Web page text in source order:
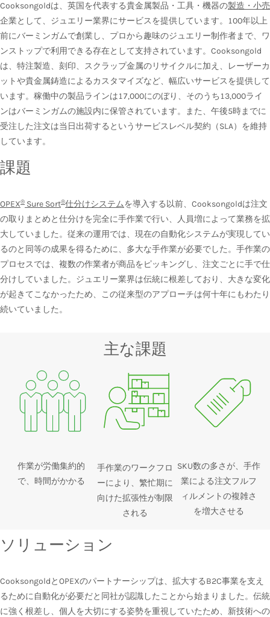
Cooksongoldは、英国を代表する貴金属製品・工具・機器の製造・小売
企業として、ジュエリー業界にサービスを提供しています。100年以上
前にバーミンガムで創業し、プロから趣味のジュエリー制作者まで、ワ
ンストップで利用できる存在として支持されています。Cooksongold
は、特注製造、刻印、スクラップ金属のリサイクルに加え、レーザーカ
ットや貴金属鋳造によるカスタマイズなど、幅広いサービスを提供して
います。稼働中の製品ラインは17,000にのぼり、そのうち13,000ライ
ンはバーミンガムの施設内に保管されています。また、午後5時までに
受注した注文は当日出荷するというサービスレベル契約（SLA）を維持
しています。
課題
OPEX® Sure Sort®仕分けシステムを導入する以前、Cooksongoldは注文
の取りまとめと仕分けを完全に手作業で行い、人員増によって業務を拡
大していました。従来の運用では、現在の自動化システムが実現してい
るのと同等の成果を得るために、多大な手作業が必要でした。手作業の
プロセスでは、複数の作業者が商品をピッキングし、注文ごとに手で仕
分けしていました。ジュエリー業界は伝統に根差しており、大きな変化
が起きてこなかったため、この従来型のアプローチは何十年にもわたり
続いていました。
主な課題
作業が労働集約的
で、時間がかかる
手作業のワークフロ
ーにより、繁忙期に
向けた拡張性が制限
される
SKU数の多さが、手作
業による注文フルフ
ィルメントの複雑さ
を増大させる
ソリューション
CooksongoldとOPEXのパートナーシップは、拡大するB2C事業を支え
るために自動化が必要だと同社が認識したことから始まりました。伝統
に強く根差し、個人を大切にする姿勢を重視していたため、新技術への